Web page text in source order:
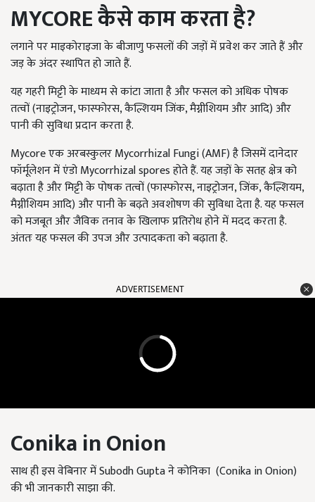
MYCOREकैसे काम करता है?
लगाने पर माइकोराइजा के बीजाणु फसलों की जड़ों में प्रवेश कर जाते हैं और
जड़ के अंदर स्थापित हो जाते हैं.
यह गहरी मिट्टी के माध्यम से कांटा जाता है और फसल को अधिक पोषक
तत्वों (नाइट्रोजन, फास्फोरस, कैल्शियम जिंक, मैग्नीशियम और आदि) और
पानी की सुविधा प्रदान करता है.
Mycore एक अरबस्कुलर Mycorrhizal Fungi (AMF) है जिसमें दानेदार
फॉर्मूलेशन में एंडो Mycorrhizal spores होते हैं. यह जड़ों के सतह क्षेत्र को
बढ़ाता है और मिट्टी के पोषक तत्वों (फास्फोरस, नाइट्रोजन, जिंक, कैल्शियम,
मैग्नीशियम आदि) और पानी के बढ़ते अवशोषण की सुविधा देता है. यह फसल
को मजबूत और जैविक तनाव के खिलाफ प्रतिरोध होने में मदद करता है.
अंततः यह फसल की उपज और उत्पादकता को बढ़ाता है.
ADVERTISEMENT
Conika in Onion
साथ ही इस वेबिनार में Subodh Gupta ने कोनिका (Conika in Onion)
की भी जानकारी साझा की.